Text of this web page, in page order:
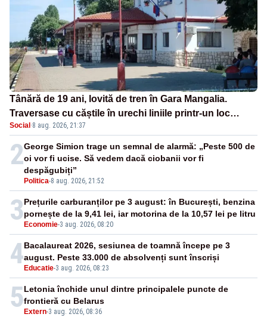
Tânără de 19 ani, lovită de tren în Gara Mangalia.
Traversase cu căștile în urechi liniile printr-un loc
nepermis
Social ·8 aug. 2026, 21:37
2
Politica-8 aug. 2026, 21:52
George Simion trage un semnal de alarmă: „Peste 500 de
oi vor fi ucise. Să vedem dacă ciobanii vor fi
despăgubiți”
3 Economie-3 aug. 2026, 08:20
Prețurile carburanților pe 3 august: în București, benzina
pornește de la 9,41 lei, iar motorina de la 10,57 lei pe litru
4 Educatie-3 aug. 2026, 08:23
Bacalaureat 2026, sesiunea de toamnă începe pe 3
august. Peste 33.000 de absolvenți sunt înscriși
5 Extern-3 aug. 2026, 08:36
Letonia închide unul dintre principalele puncte de
frontieră cu Belarus